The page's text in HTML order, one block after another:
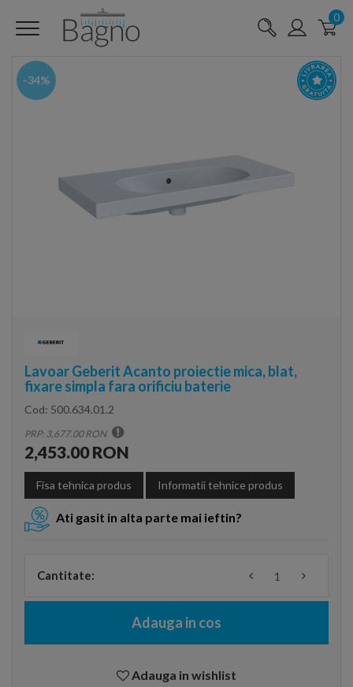
0
-34%
Lavoar Geberit Acanto proiectie mica, blat,
fixare simpla fara orificiu baterie
Cod: 500.634.01.2
PRP: 3,677.00 RON
2,453.00 RON
Fisa tehnica produs Informatii tehnice produs
Ati gasit in alta parte mai ieftin?
Cantitate:
Adauga in cos
Adauga in wishlist